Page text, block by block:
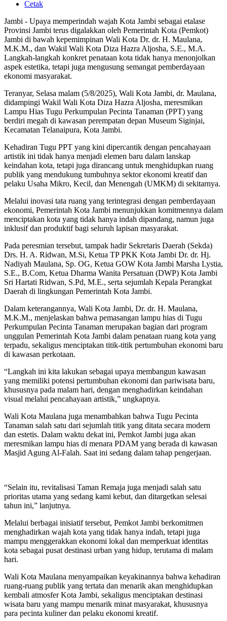
Cetak
Jambi - Upaya memperindah wajah Kota Jambi sebagai etalase
Provinsi Jambi terus digalakkan oleh Pemerintah Kota (Pemkot)
Jambi di bawah kepemimpinan Wali Kota Dr. dr. H. Maulana,
M.K.M., dan Wakil Wali Kota Diza Hazra Aljosha, S.E., M.A.
Langkah-langkah konkret penataan kota tidak hanya menonjolkan
aspek estetika, tetapi juga mengusung semangat pemberdayaan
ekonomi masyarakat.
Teranyar, Selasa malam (5/8/2025), Wali Kota Jambi, dr. Maulana,
didampingi Wakil Wali Kota Diza Hazra Aljosha, meresmikan
Lampu Hias Tugu Perkumpulan Pecinta Tanaman (PPT) yang
berdiri megah di kawasan perempatan depan Museum Siginjai,
Kecamatan Telanaipura, Kota Jambi.
Kehadiran Tugu PPT yang kini dipercantik dengan pencahayaan
artistik ini tidak hanya menjadi elemen baru dalam lanskap
keindahan kota, tetapi juga dirancang untuk menghidupkan ruang
publik yang mendukung tumbuhnya sektor ekonomi kreatif dan
pelaku Usaha Mikro, Kecil, dan Menengah (UMKM) di sekitarnya.
Melalui inovasi tata ruang yang terintegrasi dengan pemberdayaan
ekonomi, Pemerintah Kota Jambi menunjukkan komitmennya dalam
menciptakan kota yang tidak hanya indah dipandang, namun juga
inklusif dan produktif bagi seluruh lapisan masyarakat.
Pada peresmian tersebut, tampak hadir Sekretaris Daerah (Sekda)
Drs. H. A. Ridwan, M.Si, Ketua TP PKK Kota Jambi Dr. dr. Hj.
Nadiyah Maulana, Sp. OG, Ketua GOW Kota Jambi Marsha Lystia,
S.E., B.Com, Ketua Dharma Wanita Persatuan (DWP) Kota Jambi
Sri Hartati Ridwan, S.Pd, M.E., serta sejumlah Kepala Perangkat
Daerah di lingkungan Pemerintah Kota Jambi.
Dalam keterangannya, Wali Kota Jambi, Dr. dr. H. Maulana,
M.K.M., menjelaskan bahwa pemasangan lampu hias di Tugu
Perkumpulan Pecinta Tanaman merupakan bagian dari program
unggulan Pemerintah Kota Jambi dalam penataan ruang kota yang
terpadu, sekaligus menciptakan titik-titik pertumbuhan ekonomi baru
di kawasan perkotaan.
“Langkah ini kita lakukan sebagai upaya membangun kawasan
yang memiliki potensi pertumbuhan ekonomi dan pariwisata baru,
khususnya pada malam hari, dengan menghadirkan keindahan
visual melalui pencahayaan artistik,” ungkapnya.
Wali Kota Maulana juga menambahkan bahwa Tugu Pecinta
Tanaman salah satu dari sejumlah titik yang ditata secara modern
dan estetis. Dalam waktu dekat ini, Pemkot Jambi juga akan
meresmikan lampu hias di menara PDAM yang berada di kawasan
Masjid Agung Al-Falah. Saat ini sedang dalam tahap pengerjaan.
“Selain itu, revitalisasi Taman Remaja juga menjadi salah satu
prioritas utama yang sedang kami kebut, dan ditargetkan selesai
tahun ini,” lanjutnya.
Melalui berbagai inisiatif tersebut, Pemkot Jambi berkomitmen
menghadirkan wajah kota yang tidak hanya indah, tetapi juga
mampu menggerakkan ekonomi lokal dan memperkuat identitas
kota sebagai pusat destinasi urban yang hidup, terutama di malam
hari.
Wali Kota Maulana menyampaikan keyakinannya bahwa kehadiran
ruang-ruang publik yang tertata dan menarik akan menghidupkan
kembali atmosfer Kota Jambi, sekaligus menciptakan destinasi
wisata baru yang mampu menarik minat masyarakat, khususnya
para pecinta kuliner dan pelaku ekonomi kreatif.